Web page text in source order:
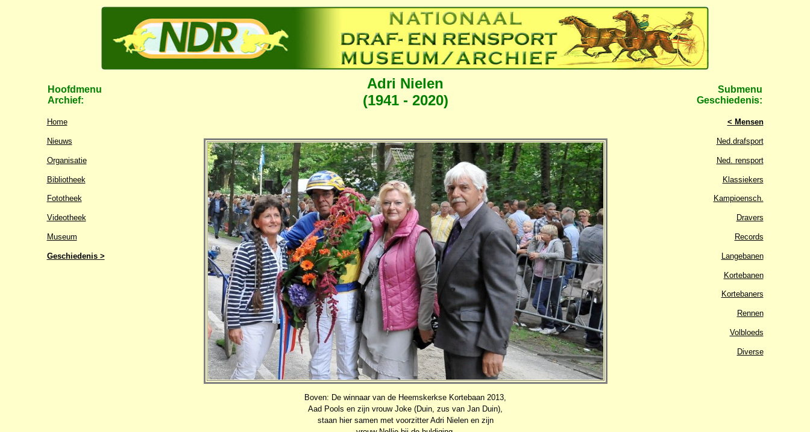
Hoofdmenu
Archief:
Home
Nieuws
Organisatie
Bibliotheek
Fototheek
Videotheek
Museum
Geschiedenis >
Adri Nielen
(1941 - 2020)
Boven: De winnaar van de Heemskerkse Kortebaan 2013,
Aad Pools en zijn vrouw Joke (Duin, zus van Jan Duin),
staan hier samen met voorzitter Adri Nielen en zijn
Submenu
Geschiedenis:
< Mensen
Ned.drafsport
Ned. rensport
Klassiekers
Kampioensch.
Dravers
Records
Langebanen
Kortebanen
Kortebaners
Rennen
Volbloeds
Diverse